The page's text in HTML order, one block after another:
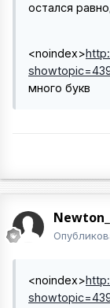
остался
<noindex>
много букв
<noindex>